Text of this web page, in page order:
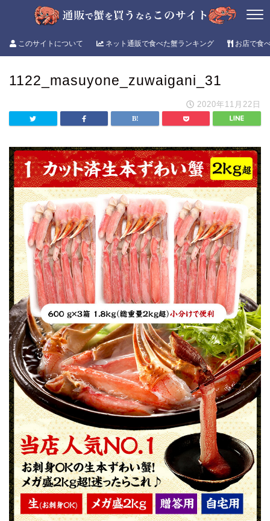
このサイトについて ネット通販で食べた蟹ランキング お店で食
1122_masuyone_zuwaigani_31
2020年11月22日